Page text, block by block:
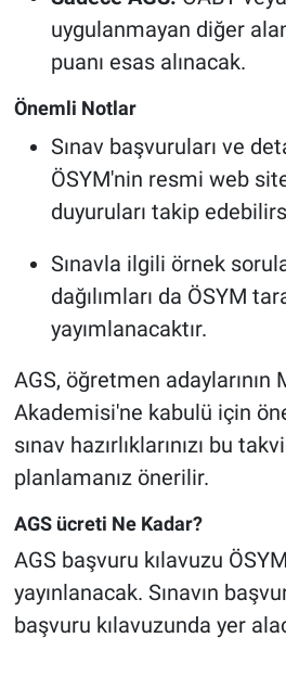
uygulanmayan diğer
puanı esas alınacak.
Önemli Notlar
Sınav başvuruları ve
ÖSYM'nin resmi web
duyuruları takip
Sınavla ilgili örnek
dağılımları da ÖSYM
yayımlanacaktır.
AGS, öğretmen adaylarının
Akademisi'ne kabulü için
sınav hazırlıklarınızı bu
planlamanız önerilir.
AGS ücreti Ne Kadar?
AGS başvuru kılavuzu
yayınlanacak. Sınavın
başvuru kılavuzunda yer